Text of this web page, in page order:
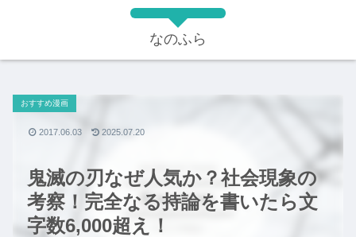
なのふら
鬼滅の刃なぜ人気か？社会現象の
考察！完全なる持論を書いたら文
字数6,000超え！
おすすめ漫画
2017.06.03 2025.07.20